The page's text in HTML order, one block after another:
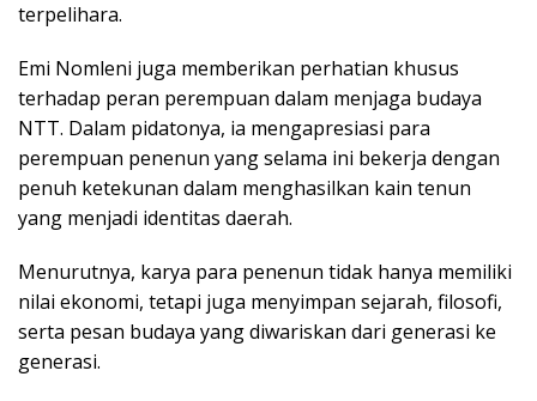
terpelihara.
Emi Nomleni juga memberikan perhatian khusus
terhadap peran perempuan dalam menjaga budaya
NTT. Dalam pidatonya, ia mengapresiasi para
perempuan penenun yang selama ini bekerja dengan
penuh ketekunan dalam menghasilkan kain tenun
yang menjadi identitas daerah.
Menurutnya, karya para penenun tidak hanya memiliki
nilai ekonomi, tetapi juga menyimpan sejarah, filosofi,
serta pesan budaya yang diwariskan dari generasi ke
generasi.